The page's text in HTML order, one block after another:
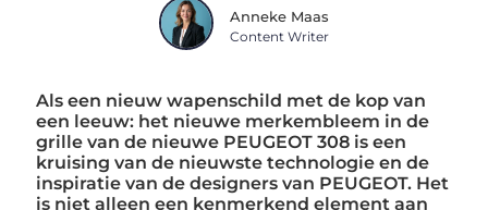
Anneke Maas
Content Writer
Als een nieuw wapenschild met de kop van
een leeuw: het nieuwe merkembleem in de
grille van de nieuwe PEUGEOT 308 is een
kruising van de nieuwste technologie en de
inspiratie van de designers van PEUGEOT. Het
is niet alleen een kenmerkend element aan